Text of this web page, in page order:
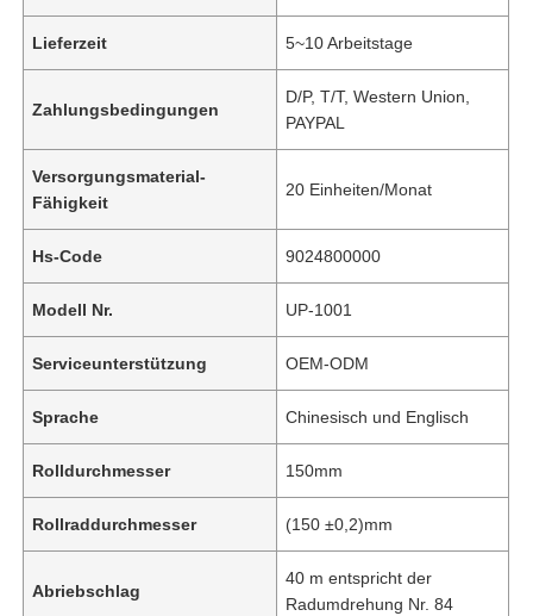
Lieferzeit 5~10 Arbeitstage
Zahlungsbedingungen
D/P, T/T, Western Union,
PAYPAL
Versorgungsmaterial-
Fähigkeit
20 Einheiten/Monat
Hs-Code 9024800000
Modell Nr. UP-1001
Serviceunterstützung OEM-ODM
Sprache Chinesisch und Englisch
Rolldurchmesser 150mm
Rollraddurchmesser (150 ±0,2)mm
Abriebschlag
40 m entspricht der
Radumdrehung Nr. 84